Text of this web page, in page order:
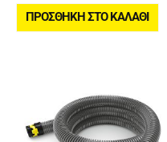
ΠΡΟΣΘΉΚΗ ΣΤΟ ΚΑΛΆΘΙ